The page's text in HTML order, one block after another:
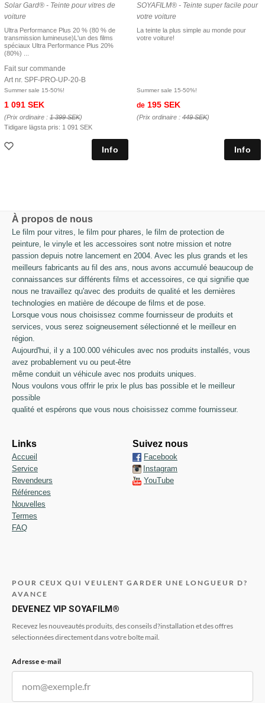
Solar Gard® - Teinte pour vitres de
voiture
Ultra Performance Plus 20 % (80 % de
transmission lumineuse)L'un des films
spéciaux Ultra Performance Plus 20%
(80%) ...
Fait sur commande
Art nr. SPF-PRO-UP-20-B
Summer sale 15-50%!
1 091 SEK
(Prix ordinaire : 1 399 SEK)
Tidigare lägsta pris: 1 091 SEK
SOYAFILM® - Teinte super facile pour
votre voiture
La teinte la plus simple au monde pour
votre voiture!
Summer sale 15-50%!
de 195 SEK
(Prix ordinaire : 449 SEK)
À propos de nous
Le film pour vitres, le film pour phares, le film de protection de
peinture, le vinyle et les accessoires sont notre mission et notre
passion depuis notre lancement en 2004. Avec les plus grands et les
meilleurs fabricants au fil des ans, nous avons accumulé beaucoup de
connaissances sur différents films et accessoires, ce qui signifie que
nous ne travaillez qu'avec des produits de qualité et les dernières
technologies en matière de découpe de films et de pose.
Lorsque vous nous choisissez comme fournisseur de produits et
services, vous serez soigneusement sélectionné et le meilleur en
région.
Aujourd'hui, il y a 100.000 véhicules avec nos produits installés, vous
avez probablement vu ou peut-être
même conduit un véhicule avec nos produits uniques.
Nous voulons vous offrir le prix le plus bas possible et le meilleur
possible
qualité et espérons que vous nous choisissez comme fournisseur.
Links
Accueil
Service
Revendeurs
Références
Nouvelles
Termes
FAQ
Suivez nous
Facebook
Instagram
YouTube
POUR CEUX QUI VEULENT GARDER UNE LONGUEUR D?
AVANCE
DEVENEZ VIP SOYAFILM®
Recevez les nouveautés produits, des conseils d?installation et des offres
sélectionnées directement dans votre boîte mail.
Adresse e-mail